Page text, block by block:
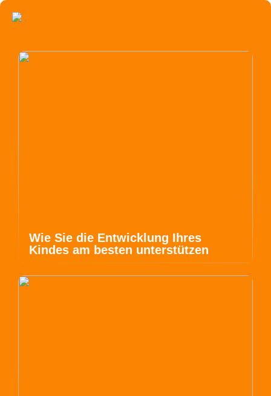
Wie Sie die Entwicklung Ihres
Kindes am besten unterstützen